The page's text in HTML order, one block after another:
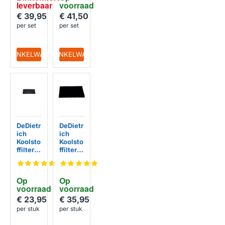
leverbaar
€ 39,95
per set
IN WINKELWAGEN
voorraad
€ 41,50
per set
IN WINKELWAGEN
Op
voorraad
DeDietr
ich
Koolsto
ffilter
1
€ 23,95
per stuk
Op
voorraad
DeDietr
ich
Koolsto
ffilter
63
€ 35,95
per stuk